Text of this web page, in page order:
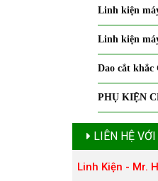
Linh kiện
Linh kiện
Dao cắt khắc
PHỤ KIỆN
LIÊN HỆ
Linh Kiện - Mr.